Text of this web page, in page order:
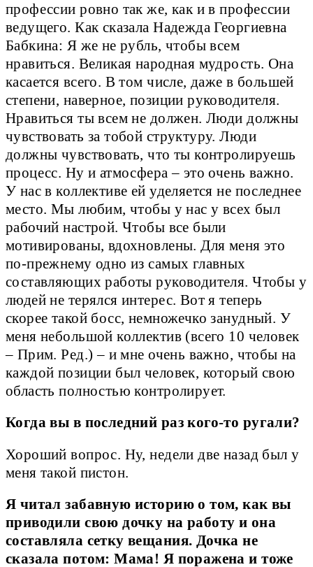
профессии ровно так же, как и в профессии
ведущего. Как сказала Надежда Георгиевна
Бабкина: Я же не рубль, чтобы всем
нравиться. Великая народная мудрость. Она
касается всего. В том числе, даже в большей
степени, наверное, позиции руководителя.
Нравиться ты всем не должен. Люди должны
чувствовать за тобой структуру. Люди
должны чувствовать, что ты контролируешь
процесс. Ну и атмосфера – это очень важно.
У нас в коллективе ей уделяется не последнее
место. Мы любим, чтобы у нас у всех был
рабочий настрой. Чтобы все были
мотивированы, вдохновлены. Для меня это
по-прежнему одно из самых главных
составляющих работы руководителя. Чтобы у
людей не терялся интерес. Вот я теперь
скорее такой босс, немножечко занудный. У
меня небольшой коллектив (всего 10 человек
– Прим. Ред.) – и мне очень важно, чтобы на
каждой позиции был человек, который свою
область полностью контролирует.
Когда вы в последний раз кого-то ругали?
Хороший вопрос. Ну, недели две назад был у
меня такой пистон.
Я читал забавную историю о том, как вы
приводили свою дочку на работу и она
составляла сетку вещания. Дочка не
сказала потом: Мама! Я поражена и тоже